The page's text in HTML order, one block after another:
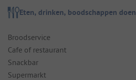
Eten, drinken, boodschappen doen
Broodservice
Cafe of restaurant
Snackbar
Supermarkt